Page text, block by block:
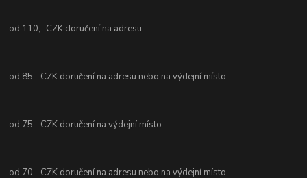
od 110,- CZK doručení na adresu.
od 85,- CZK doručení na adresu nebo na výdejní místo.
od 75,- CZK doručení na výdejní místo.
od 70,- CZK doručení na adresu nebo na výdejní místo.